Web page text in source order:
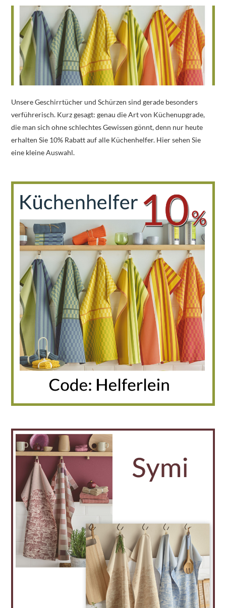
Unsere Geschirrtücher und Schürzen sind gerade besonders
verführerisch. Kurz gesagt: genau die Art von Küchenupgrade,
die man sich ohne schlechtes Gewissen gönnt, denn nur heute
erhalten Sie 10% Rabatt auf alle Küchenhelfer. Hier sehen Sie
eine kleine Auswahl.